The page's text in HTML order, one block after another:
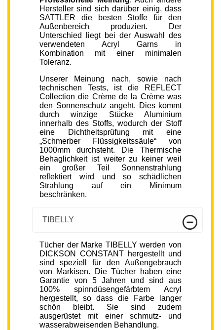
Hersteller sind sich darüber einig, dass
SATTLER die besten Stoffe für den
Außenbereich produziert. Der
Unterschied liegt bei der Auswahl des
verwendeten Acryl Garns in
Kombination mit einer minimalen
Toleranz.
Unserer Meinung nach, sowie nach
technischen Tests, ist die REFLECT
Collection die Crème de la Crème was
den Sonnenschutz angeht. Dies kommt
durch winzige Stücke Aluminium
innerhalb des Stoffs, wodurch der Stoff
eine Dichtheitsprüfung mit eine
„Schmerber Flüssigkeitssäule“ von
1000mm durchsteht. Die Thermische
Behaglichkeit ist weiter zu keiner weil
ein großer Teil Sonnenstrahlung
reflektiert wird und so schädlichen
Strahlung auf ein Minimum
beschränken.
TIBELLY
Tücher der Marke TIBELLY werden von
DICKSON CONSTANT hergestellt und
sind speziell für den Außengebrauch
von Markisen. Die Tücher haben eine
Garantie von 5 Jahren und sind aus
100% spinndüsengefärbtem Acryl
hergestellt, so dass die Farbe langer
schön bleibt. Sie sind zudem
ausgerüstet mit einer schmutz- und
wasserabweisenden Behandlung.